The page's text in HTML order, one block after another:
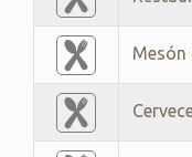
Mesón